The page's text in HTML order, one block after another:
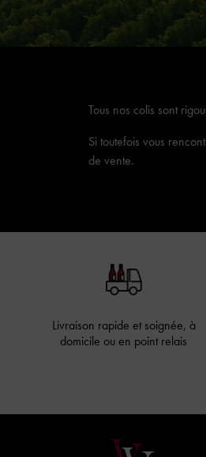
Tous nos colis sont
Si toutefois vous
de vente.
Livraison rapide et soignée, à
domicile ou en point relais